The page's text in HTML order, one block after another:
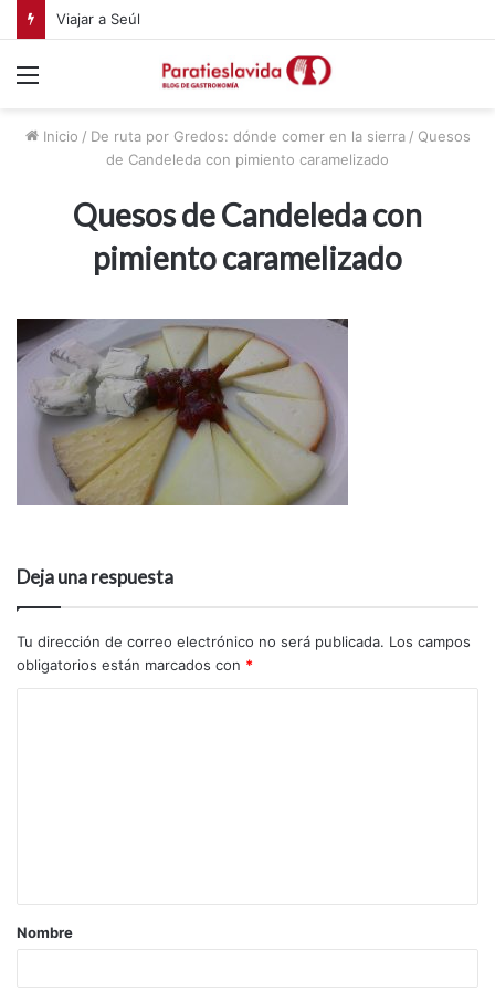
Viajar a Seúl
Inicio / De ruta por Gredos: dónde comer en la sierra / Quesos
de Candeleda con pimiento caramelizado
Quesos de Candeleda con
pimiento caramelizado
Deja una respuesta
Tu dirección de correo electrónico no será publicada. Los campos
obligatorios están marcados con *
Nombre